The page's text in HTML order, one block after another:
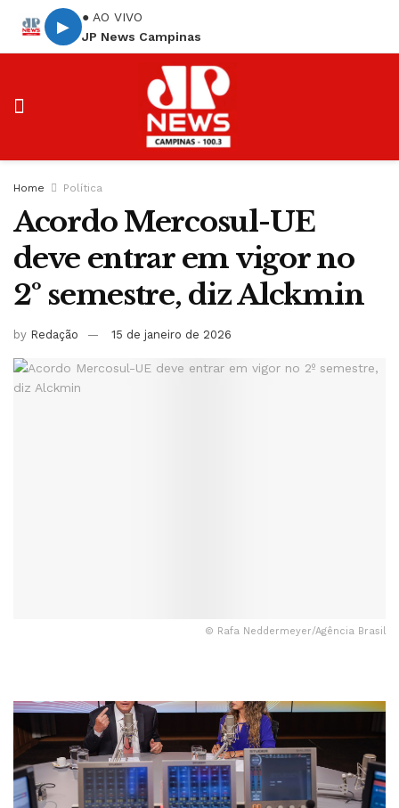
▶
● AO VIVO
JP News Campinas
Home Política
Acordo Mercosul-UE
deve entrar em vigor no
2º semestre, diz Alckmin
by Redação 15 de janeiro de 2026
© Rafa Neddermeyer/Agência Brasil